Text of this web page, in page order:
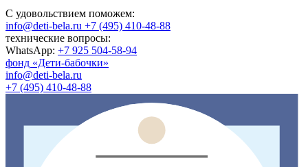
С удовольствием поможем:
info@deti-bela.ru +7 (495) 410-48-88
технические вопросы:
WhatsApp: +7 925 504-58-94
фонд «Дети-бабочки»
info@deti-bela.ru
+7 (495) 410-48-88